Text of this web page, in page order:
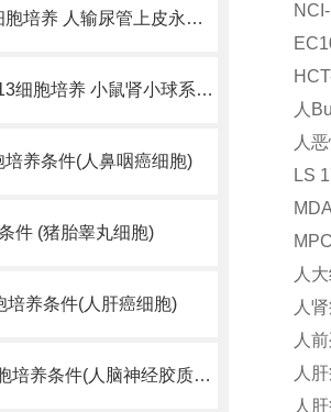
SV-HUC-1细胞培养 人输尿管上皮永生化细胞
SV40 MES 13细胞培养 小鼠肾小球系膜细胞
养条件(人鼻咽癌细胞)
件 (猪胎睾丸细胞)
培养条件(人肝癌细胞)
SK-N-AS细胞培养条件(人脑神经胶质母细胞瘤)
人
人
LS
人
人
人
人
人